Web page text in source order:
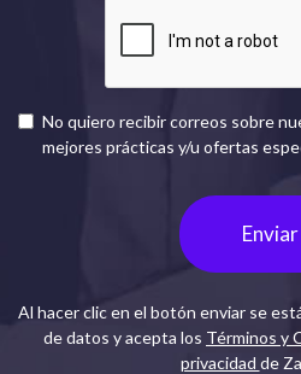
No quiero recibir correos sobre
mejores prácticas y/u ofertas
Enviar
Al hacer clic en el botón enviar se
de datos y acepta los Términos y
privacidad de